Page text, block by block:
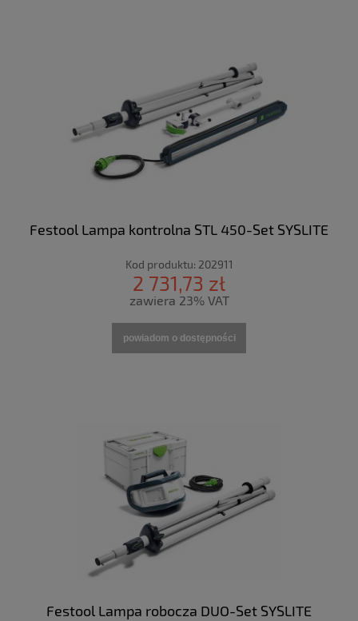
Festool Lampa kontrolna STL 450-Set SYSLITE
Kod produktu: 202911
2 731,73 zł
zawiera 23% VAT
powiadom o dostępności
Festool Lampa robocza DUO-Set SYSLITE